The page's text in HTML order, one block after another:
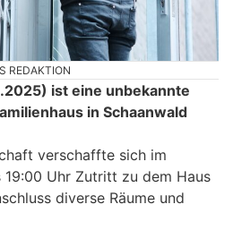
REDAKTION
ist eine unbekannte
in Schaanwald
verschaffte sich im
Uhr Zutritt zu dem Haus
diverse Räume und